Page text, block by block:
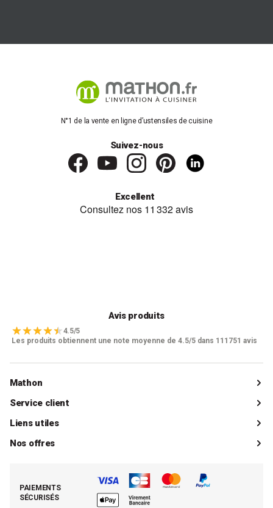
N°1 de la vente en ligne d’ustensiles de cuisine
Suivez-nous
Excellent
Avis produits
4.5/5
Les produits obtiennent une note moyenne de 4.5/5 dans 111751 avis
Mathon
Qui sommes-nous ?
Catalogue
La boutique de Saint-Marcellin
La presse parle de Mathon
Service client
Livraisons
Paiements
Demande de rétractation
Liens utiles
Mon compte client
Retrouver (ou activer) mon compte client
Nos offres
Nos best-sellers pâtisserie
Moins cher par lot
PAIEMENTS
SÉCURISÉS